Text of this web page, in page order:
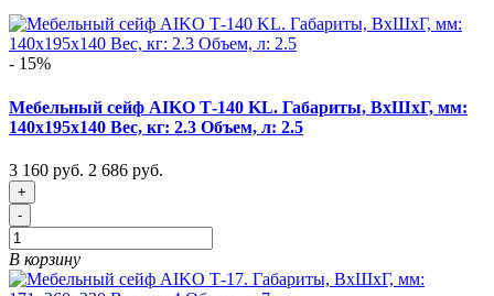
- 15%
Мебельный сейф AIKO Т-140 KL. Габариты, ВxШxГ, мм:
140x195x140 Вес, кг: 2.3 Объем, л: 2.5
3 160 руб. 2 686 руб.
+
-
В корзину